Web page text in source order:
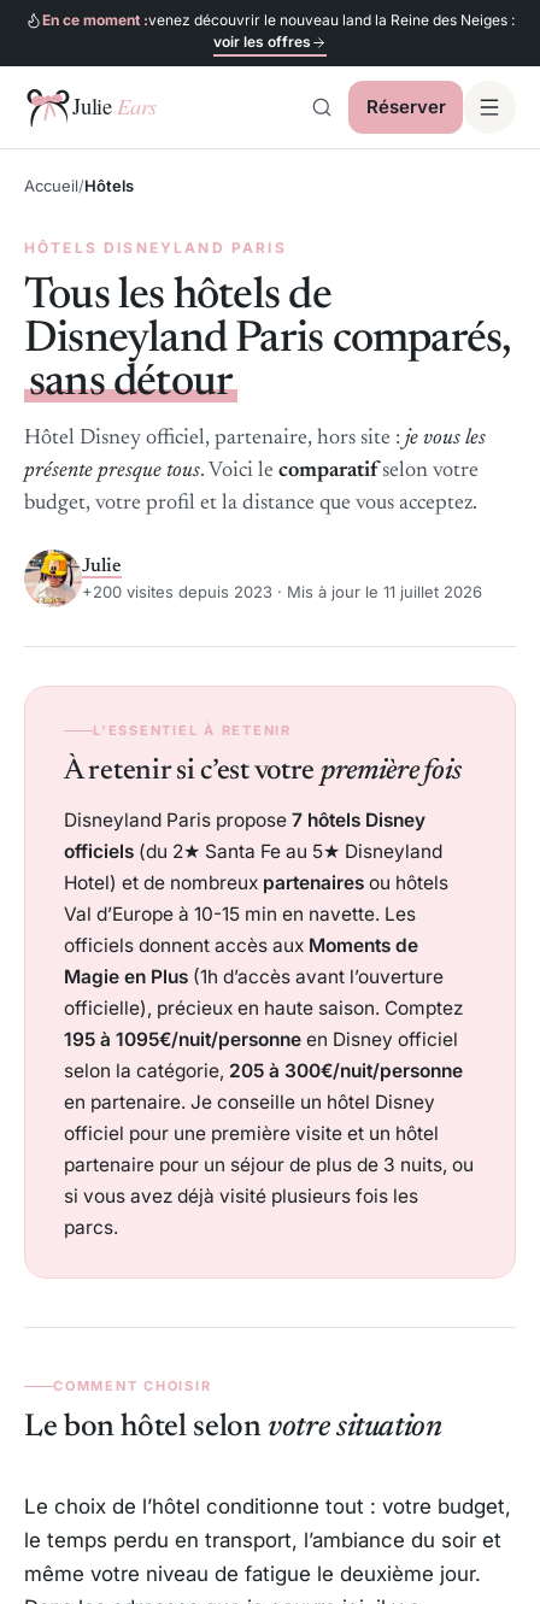
En ce moment :venez découvrir le nouveau land la Reine des Neiges :
voir les offres
Julie Ears
Réserver
Accueil Hôtels
HÔTELS DISNEYLAND PARIS
Tous les hôtels de
Disneyland Paris comparés,
sans détour
Hôtel Disney officiel, partenaire, hors site : je vous les
présente presque tous. Voici le comparatifselon votre
budget, votre profil et la distance que vous acceptez.
Julie
+200 visites depuis 2023 · Mis à jour le 11 juillet 2026
L'ESSENTIEL À RETENIR
À retenir si c’est votre première fois
Disneyland Paris propose 7 hôtels Disney
officiels (du 2★ Santa Fe au 5★ Disneyland
Hotel) et de nombreux partenaires ou hôtels
Val d’Europe à 10-15 min en navette. Les
officiels donnent accès aux Moments de
Magie en Plus (1h d’accès avant l’ouverture
officielle), précieux en haute saison. Comptez
195 à 1095€/nuit/personne en Disney officiel
selon la catégorie, 205 à 300€/nuit/personne
en partenaire. Je conseille un hôtel Disney
officiel pour une première visite et un hôtel
partenaire pour un séjour de plus de 3 nuits, ou
si vous avez déjà visité plusieurs fois les
parcs.
COMMENT CHOISIR
Le bon hôtel selon votre situation
Le choix de l’hôtel conditionne tout : votre budget,
le temps perdu en transport, l’ambiance du soir et
même votre niveau de fatigue le deuxième jour.